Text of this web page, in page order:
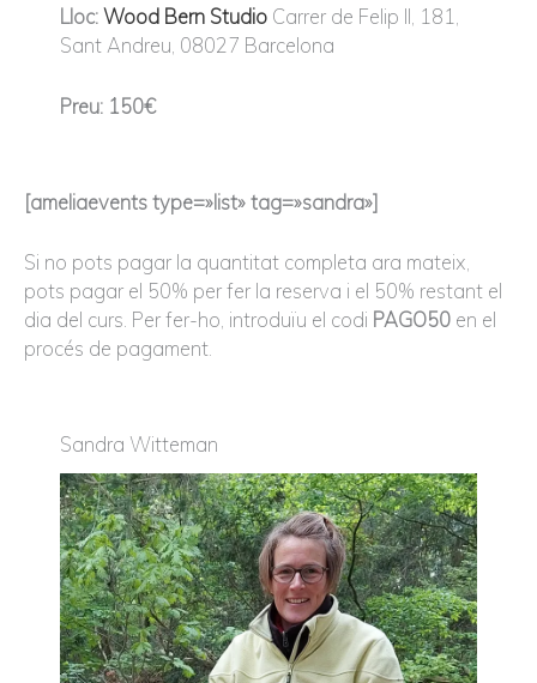
Lloc: Wood Bern Studio Carrer de Felip II, 181,
Sant Andreu, 08027 Barcelona
Preu: 150€
[ameliaevents type=»list» tag=»sandra»]
Si no pots pagar la quantitat completa ara mateix,
pots pagar el 50% per fer la reserva i el 50% restant el
dia del curs. Per fer-ho, introduïu el codi PAGO50 en el
procés de pagament.
Sandra Witteman